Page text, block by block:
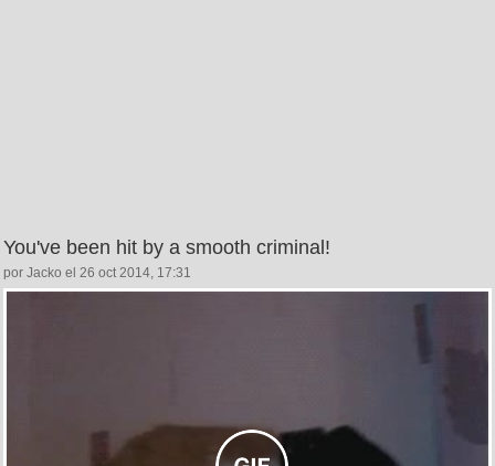
You've been hit by a smooth criminal!
por Jacko el 26 oct 2014, 17:31